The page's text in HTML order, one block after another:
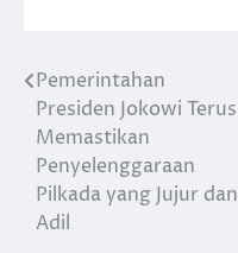
Post
navigation
Pemerintahan
Presiden Jokowi Terus
Memastikan
Penyelenggaraan
Pilkada yang Jujur dan
Adil